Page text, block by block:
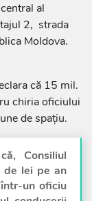
al
2, strada
Moldova.
că 15 mil.
chiria oficiului
de spațiu.
Consiliul
de lei pe an
un oficiu